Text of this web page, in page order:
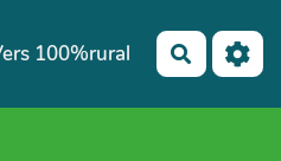
100%rural